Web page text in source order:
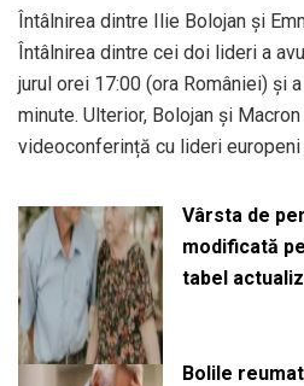
Întâlnirea dintre Ilie Bolojan și
Întâlnirea dintre cei doi lideri a
jurul orei 17:00 (ora României) și
minute. Ulterior, Bolojan și
videoconferință cu lideri europeni
Vârsta de
modificată
tabel
Bolile